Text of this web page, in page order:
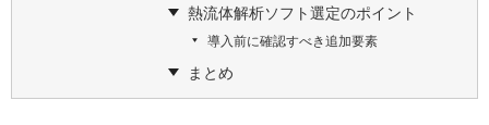
熱流体解析ソフト選定のポイント
導入前に確認すべき追加要素
まとめ